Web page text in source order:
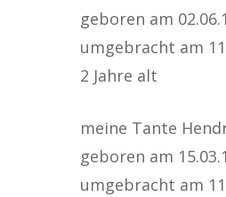
geboren am
umgebracht am
2 Jahre alt
meine Tante
geboren am
umgebracht am